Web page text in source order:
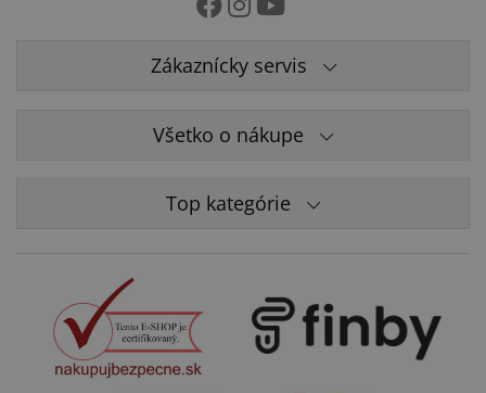
Zákaznícky servis
Všetko o nákupe
Top kategórie